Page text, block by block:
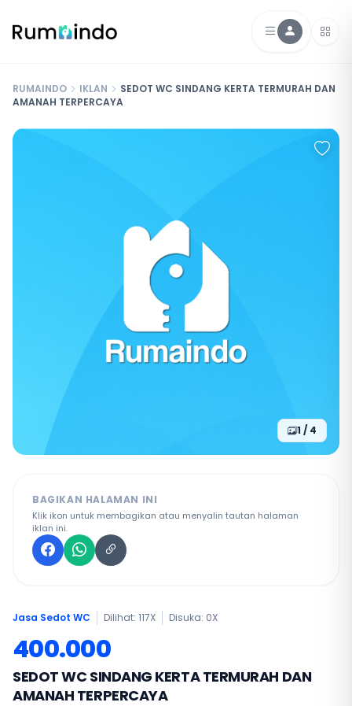
RUMAINDO IKLAN
SEDOT WC SINDANG KERTA TERMURAH DAN
AMANAH TERPERCAYA
1 / 4
BAGIKAN HALAMAN INI
Klik ikon untuk membagikan atau menyalin tautan halaman
iklan ini.
Jasa Sedot WC Dilihat: 117X Disuka: 0X
400.000
SEDOT WC SINDANG KERTA TERMURAH DAN
AMANAH TERPERCAYA